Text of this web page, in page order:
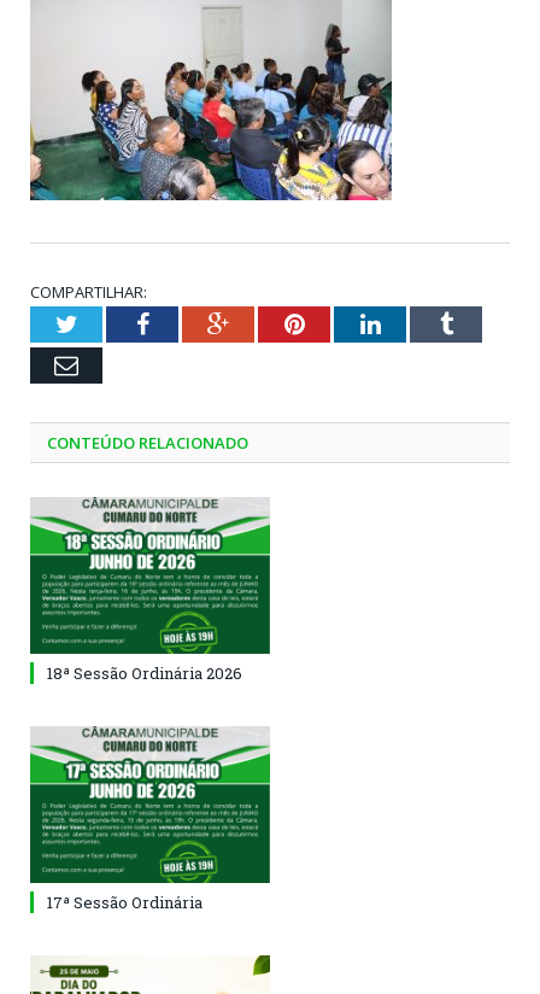
COMPARTILHAR:
TwitterFacebookGoogle+PinterestLinkedInTumblr
Email
CONTEÚDO RELACIONADO
18ª Sessão Ordinária 2026
17ª Sessão Ordinária